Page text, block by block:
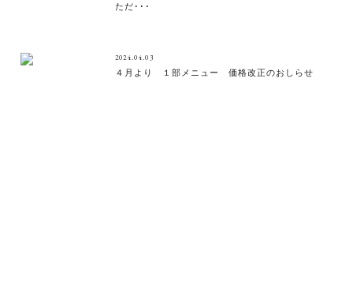
ただ･･･
2024.04.03
４月より １部メニュー 価格改正のおしらせ